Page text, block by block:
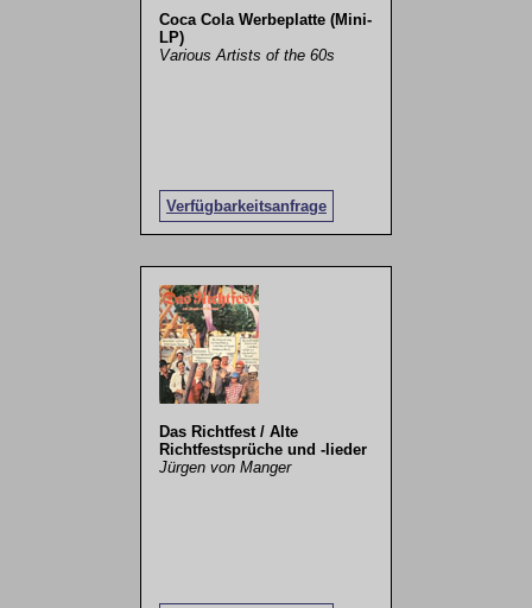
Coca Cola Werbeplatte (Mini-
LP)
Various Artists of the 60s
Verfügbarkeitsanfrage
Das Richtfest / Alte
Richtfestsprüche und -lieder
Jürgen von Manger